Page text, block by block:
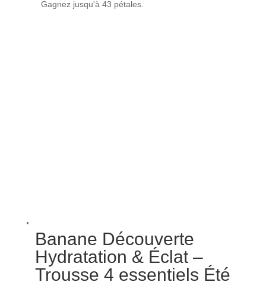
était : est :
Gagnez jusqu'à 43 pétales.
Banane Découverte
Hydratation & Éclat –
Trousse 4 essentiels Été